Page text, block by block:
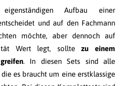
Aufbau einer
und auf den Fachmann
möchte, aber dennoch auf
Wert legt, solltezu einem
. In diesen Sets sind alle
es braucht um eine erstklassige